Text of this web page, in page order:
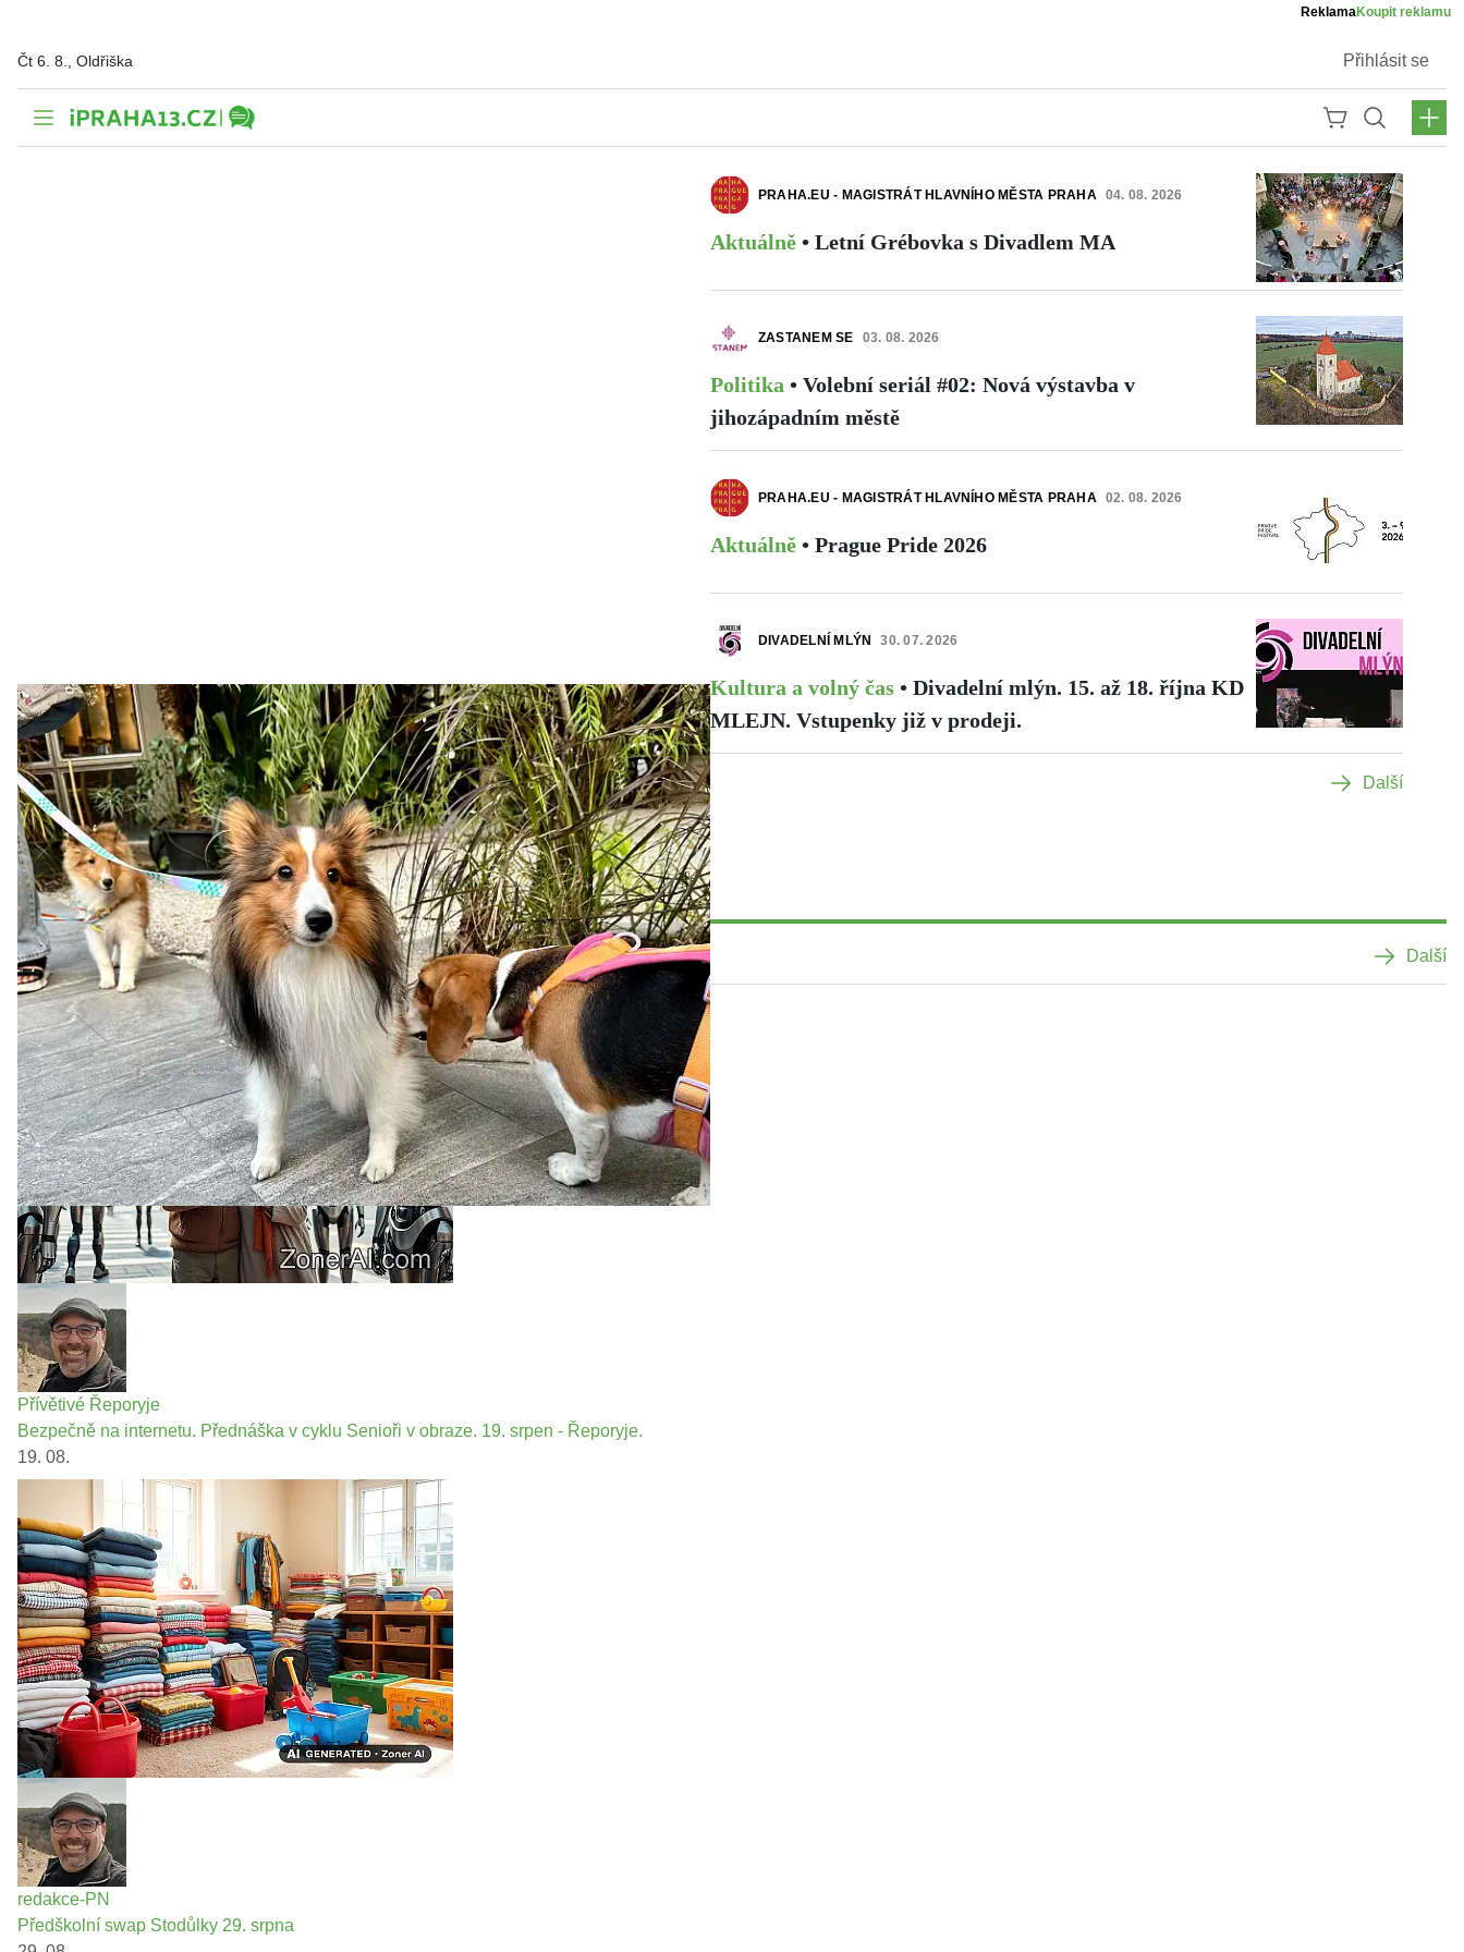
ReklamaKoupit reklamu
Čt 6. 8., Oldřiška Přihlásit se
METROPOLEVSECH.EU 05. 08. 2026
Aktuálně • Centrální evidence psů: Registrace je nově
povinná
zdroj: Facebooková stránka Integrační centrum Praha (ICP) (text převzat podle zveřejněného
příspěvku) Máte psa? V České republice byla spuštěna Centrální evidence psů (...
PRAHA.EU - MAGISTRÁT HLAVNÍHO MĚSTA PRAHA 04. 08. 2026
Aktuálně • Letní Grébovka s Divadlem MA
ZASTANEM SE 03. 08. 2026
Politika • Volební seriál #02: Nová výstavba v
jihozápadním městě
PRAHA.EU - MAGISTRÁT HLAVNÍHO MĚSTA PRAHA 02. 08. 2026
Aktuálně • Prague Pride 2026
DIVADELNÍ MLÝN 30. 07. 2026
Kultura a volný čas • Divadelní mlýn. 15. až 18. října KD
MLEJN. Vstupenky již v prodeji.
Další
KALENDÁŘ AKCÍ Další
Přívětivé Řeporyje
Bezpečně na internetu. Přednáška v cyklu Senioři v obraze. 19. srpen - Řeporyje.
19. 08.
redakce-PN
Předškolní swap Stodůlky 29. srpna